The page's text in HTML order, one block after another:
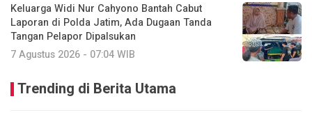
Keluarga Widi Nur Cahyono Bantah Cabut
Laporan di Polda Jatim, Ada Dugaan Tanda
Tangan Pelapor Dipalsukan
7 Agustus 2026 - 07:04 WIB
Trending di Berita Utama